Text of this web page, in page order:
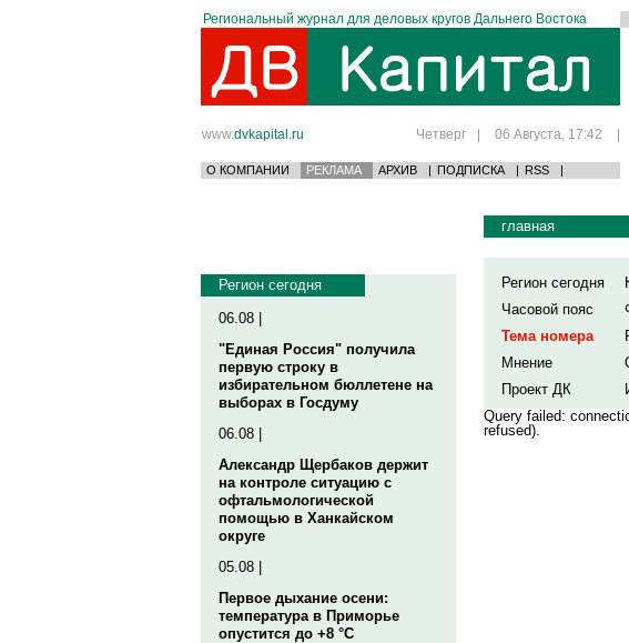
Региональный журнал для деловых кругов Дальнего Востока
www.dvkapital.ru Четверг | 06 Августа, 17:42 |
О КОМПАНИИ РЕКЛАМА АРХИВ | ПОДПИСКА | RSS |
Регион сегодня
06.08 |
"Единая Россия" получила
первую строку в
избирательном бюллетене на
выборах в Госдуму
06.08 |
Александр Щербаков держит
на контроле ситуацию с
офтальмологической
помощью в Ханкайском
округе
05.08 |
Первое дыхание осени:
температура в Приморье
опустится до +8 °C
главная
Регион сегодня
Часовой пояс
Тема номера
Мнение
Проект ДК
Query failed:
refused).